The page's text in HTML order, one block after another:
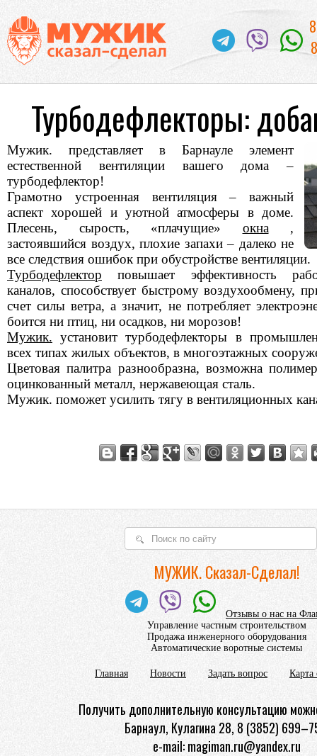
Турбодефлекторы:
Мужик. представляет в Барнауле элемент
естественной вентиляции вашего дома –
турбодефлектор!
Грамотно устроенная вентиляция – важный
аспект хорошей и уютной атмосферы в доме.
Плесень, сырость, «плачущие» окна,
застоявшийся воздух, плохие запахи – далеко не
все следствия ошибок при обустройстве вентиляции.
Турбодефлектор повышает эффективность
каналов, способствует быстрому воздухообмену,
счет силы ветра, а значит, не потребляет
боится ни птиц, ни осадков, ни морозов!
Мужик. установит турбодефлекторы в
всех типах жилых объектов, в многоэтажных
Цветовая палитра разнообразна, возможна
оцинкованный металл, нержавеющая сталь.
Мужик. поможет усилить тягу в вентиляционных
МУЖИК. Сказал-Сделал!
Отзывы о нас на
Управление частным строительством
Продажа инженерного оборудования
Автоматические воротные системы
Главная Новости Задать вопрос Карта
Получить дополнительную консультацию
Барнаул, Кулагина 28, 8 (3852)
e-mail: magiman.ru@yandex.ru